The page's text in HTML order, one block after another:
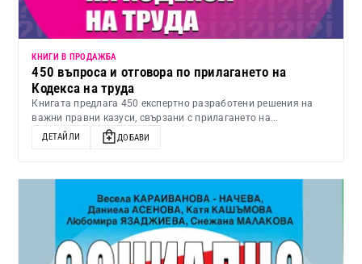
КНИГИ В ПРОДАЖБА
450 въпроса и отговора по прилагането на
Кодекса на труда
Книгата предлага 450 експертно разработени решения на
важни правни казуси, свързани с прилагането на...
ДЕТАЙЛИ ДОБАВИ